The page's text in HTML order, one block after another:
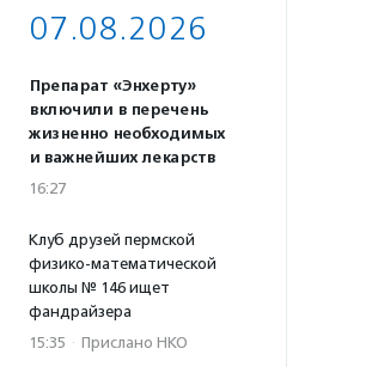
07.08.2026
Препарат «Энхерту»
включили в перечень
жизненно необходимых
и важнейших лекарств
16:27
Клуб друзей пермской
физико-математической
школы № 146 ищет
фандрайзера
15:35 · Прислано НКО